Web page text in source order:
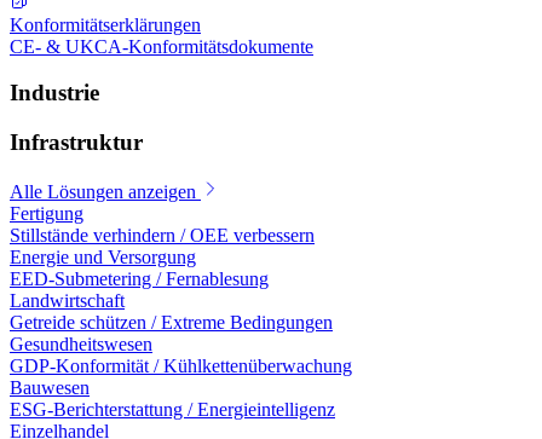
Konformitätserklärungen
CE- & UKCA-Konformitätsdokumente
Industrie
Infrastruktur
Alle Lösungen anzeigen
Fertigung
Stillstände verhindern / OEE verbessern
Energie und Versorgung
EED-Submetering / Fernablesung
Landwirtschaft
Getreide schützen / Extreme Bedingungen
Gesundheitswesen
GDP-Konformität / Kühlkettenüberwachung
Bauwesen
ESG-Berichterstattung / Energieintelligenz
Einzelhandel